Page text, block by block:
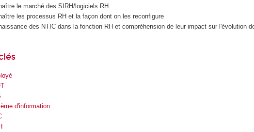
le marché des SIRH/logiciels RH
les processus RH et la façon dont on les reconfigure
des NTIC dans la fonction RH et compréhension de leur impact sur l'évolution
d'information